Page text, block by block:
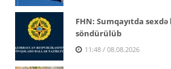
FHN: Sumqayıtda sexdə
söndürülüb
11:48 / 08.08.2026